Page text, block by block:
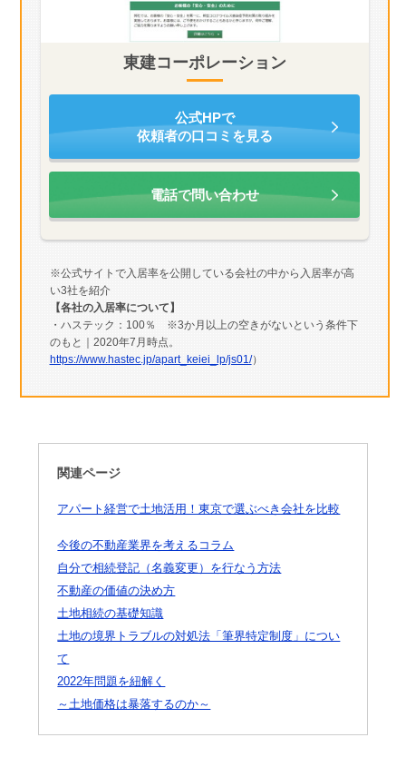
東建コーポレーション
公式HPで
依頼者の口コミを見る
電話で問い合わせ
※公式サイトで入居率を公開している会社の中から入居率が高
い3社を紹介
【各社の入居率について】
・ハステック：100％ ※3か月以上の空きがないという条件下
のもと｜2020年7月時点。
https://www.hastec.jp/apart_keiei_lp/js01/）
関連ページ
アパート経営で土地活用！東京で選ぶべき会社を比較
今後の不動産業界を考えるコラム
自分で相続登記（名義変更）を行なう方法
不動産の価値の決め方
土地相続の基礎知識
土地の境界トラブルの対処法「筆界特定制度」につい
て
2022年問題を紐解く
～土地価格は暴落するのか～